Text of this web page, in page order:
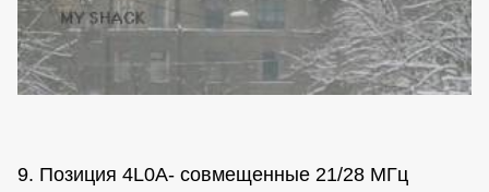
9. Позиция 4L0A- совмещенные 21/28 МГц